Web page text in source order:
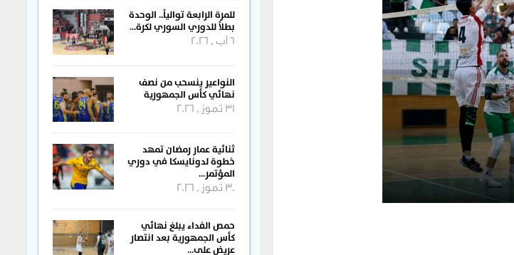
للمرة الرابعة توالياً.. الوحدة
بطلاً للدوري السوري لكرة…
6 آب , 2026
النواعير ينسحب من نصف
نهائي كأس الجمهورية
31 تموز , 2026
ثنائية عمار رمضان تمهد
خطوة لدونايسكا في دوري
المؤتمر…
30 تموز , 2026
حمص الفداء يبلغ نهائي
كأس الجمهورية بعد انتصار
عريض على…